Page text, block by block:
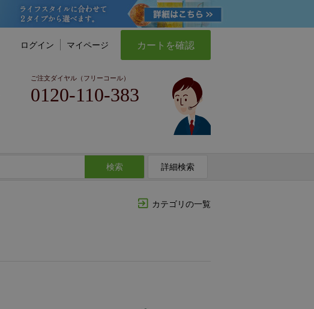
ログイン マイページ カートを確認
ご注文ダイヤル（フリーコール）
0120-110-383
検索 詳細検索
カテゴリの一覧